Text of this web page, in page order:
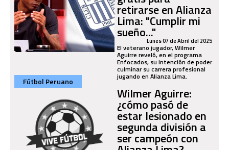
retirarse en Alianza
Lima: "Cumplir mi
sueño..."Lunes 07 de Abril del 2025
El veterano jugador, Wilmer
Aguirre reveló, en el programa
Enfocados, su intención de poder
culminar su carrera profesional
jugando en Alianza Lima.
Fútbol Peruano
Wilmer Aguirre:
¿cómo pasó de
estar lesionado en
segunda división a
ser campeón con